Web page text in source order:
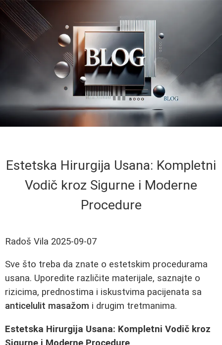
Estetska Hirurgija Usana: Kompletni
Vodič kroz Sigurne i Moderne
Procedure
Radoš Vila 2025-09-07
Sve što treba da znate o estetskim procedurama
usana. Uporedite različite materijale, saznajte o
rizicima, prednostima i iskustvima pacijenata sa
anticelulit masažom i drugim tretmanima.
Estetska Hirurgija Usana: Kompletni Vodič kroz